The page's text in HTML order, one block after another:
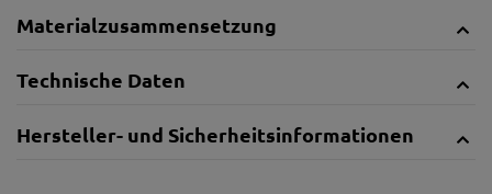
Materialzusammensetzung
Technische Daten
Hersteller- und Sicherheitsinformationen